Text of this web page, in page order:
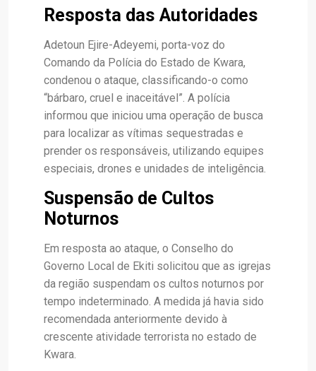
Resposta das Autoridades
Adetoun Ejire-Adeyemi, porta-voz do
Comando da Polícia do Estado de Kwara,
condenou o ataque, classificando-o como
“bárbaro, cruel e inaceitável”. A polícia
informou que iniciou uma operação de busca
para localizar as vítimas sequestradas e
prender os responsáveis, utilizando equipes
especiais, drones e unidades de inteligência.
Suspensão de Cultos
Noturnos
Em resposta ao ataque, o Conselho do
Governo Local de Ekiti solicitou que as igrejas
da região suspendam os cultos noturnos por
tempo indeterminado. A medida já havia sido
recomendada anteriormente devido à
crescente atividade terrorista no estado de
Kwara.